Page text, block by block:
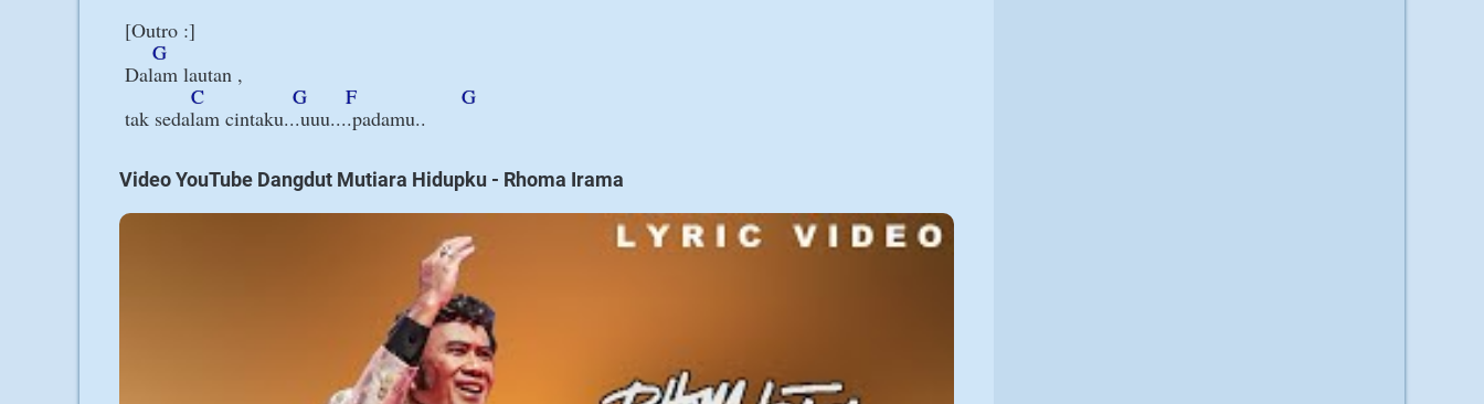
[Outro :]
G
Dalam lautan ,
C
G F
G
Video YouTube Dangdut Mutiara Hidupku - Rhoma Irama